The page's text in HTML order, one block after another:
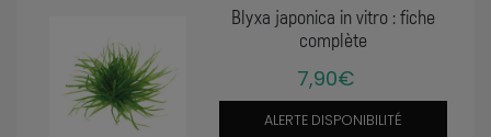
Blyxa japonica in vitro : fiche
complète
7,90€
ALERTE DISPONIBILITÉ